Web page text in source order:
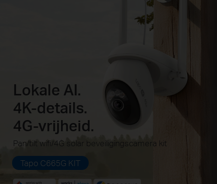
Lokale AI.
4K-details.
4G-vrijheid.
Pan/tilt wifi/4G solar beveiligingscamera kit
Tapo C665G KIT